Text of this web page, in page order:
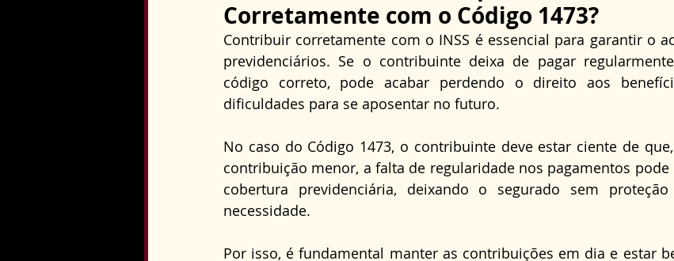
Corretamente com o Código 1473?
Contribuir corretamente com o INSS é essencial para garantir o
previdenciários. Se o contribuinte deixa de pagar
código correto, pode acabar perdendo o direito aos
dificuldades para se aposentar no futuro.
No caso do Código 1473, o contribuinte deve estar ciente de
contribuição menor, a falta de regularidade nos pagamentos
cobertura previdenciária, deixando o segurado sem
necessidade.
Por isso, é fundamental manter as contribuições em dia e estar